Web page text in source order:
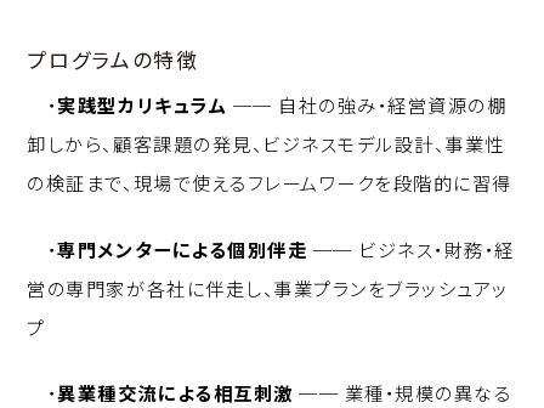
プログラムの特徴
・実践型カリキュラム ── 自社の強み・経営資源の棚
卸しから、顧客課題の発見、ビジネスモデル設計、事業性
の検証まで、現場で使えるフレームワークを段階的に習得
・専門メンターによる個別伴走 ── ビジネス・財務・経
営の専門家が各社に伴走し、事業プランをブラッシュアッ
プ
・異業種交流による相互刺激 ── 業種・規模の異なる